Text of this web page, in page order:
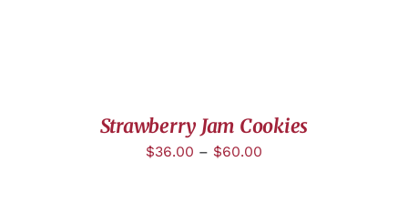
Strawberry Jam Cookies
$36.00 – $60.00